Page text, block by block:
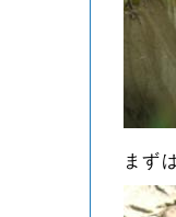
まず